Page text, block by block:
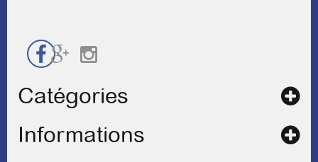
Catégories
Informations